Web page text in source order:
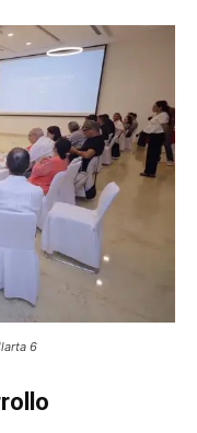
6